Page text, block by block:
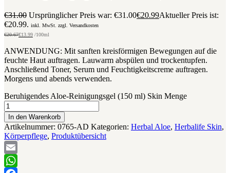
€31.00 Ursprünglicher Preis war: €31.00€20.99Aktueller Preis ist:
€20.99. inkl. MwSt. zzgl. Versandkosten
€20.67€13.99 /100ml
ANWENDUNG: Mit sanften kreisförmigen Bewegungen auf die
feuchte Haut auftragen. Lauwarm abspülen und trockentupfen.
Anschließend Toner, Serum und Feuchtigkeitscreme auftragen.
Morgens und abends verwenden.
Beruhigendes Aloe-Reinigungsgel (150 ml) Skin Menge
In den Warenkorb
Artikelnummer: 0765-AD Kategorien: Herbal Aloe, Herbalife Skin,
Körperpflege, Produktübersicht
Email